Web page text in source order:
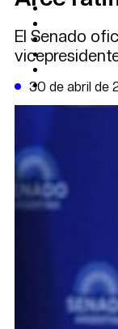
POLÍTICA
CAMBIO
DE LA
El Senado
30 de abril de